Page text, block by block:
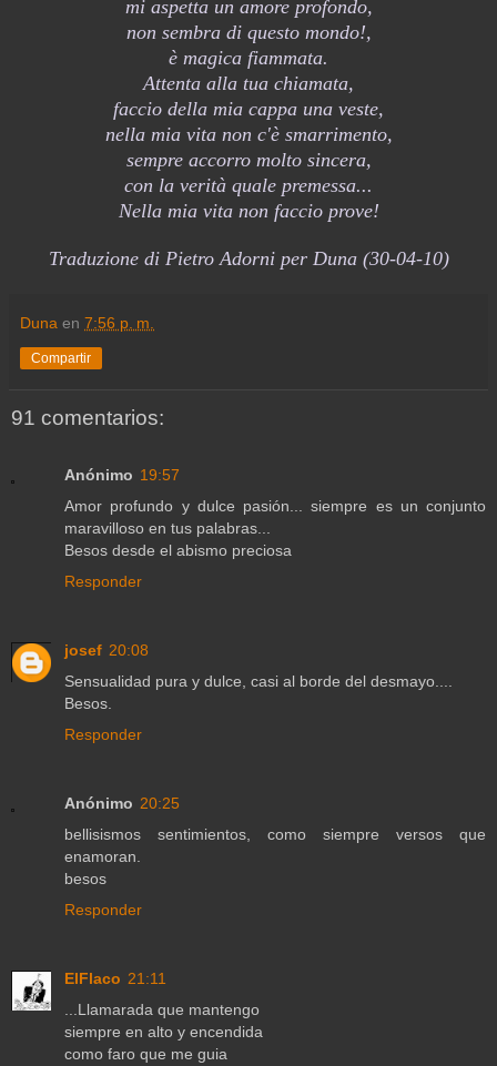
mi aspetta un amore profondo,
non sembra di questo mondo!,
è magica fiammata.
Attenta alla tua chiamata,
faccio della mia cappa una veste,
nella mia vita non c'è smarrimento,
sempre accorro molto sincera,
con la verità quale premessa...
Nella mia vita non faccio prove!
Traduzione di Pietro Adorni per Duna (30-04-10)
Duna en 7:56 p. m.
Compartir
91 comentarios:
Anónimo 19:57
Amor profundo y dulce pasión... siempre es un conjunto
maravilloso en tus palabras...
Besos desde el abismo preciosa
Responder
josef 20:08
Sensualidad pura y dulce, casi al borde del desmayo....
Besos.
Responder
Anónimo 20:25
bellisismos sentimientos, como siempre versos que
enamoran.
besos
Responder
ElFlaco 21:11
...Llamarada que mantengo
siempre en alto y encendida
como faro que me guia